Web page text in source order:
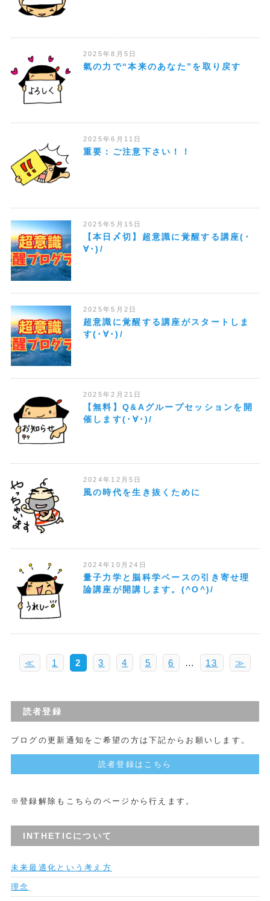
2025年8月5日
氣の力で“本来のあなた”を取り戻す
2025年6月11日
重要：ご注意下さい！！
2025年5月15日
【本日〆切】超意識に覚醒する講座(･
∀･)/
2025年5月2日
超意識に覚醒する講座がスタートしま
す(･∀･)/
2025年2月21日
【無料】Q&Aグループセッションを開
催します(･∀･)/
2024年12月5日
風の時代を生き抜くために
2024年10月24日
量子力学と脳科学ベースの引き寄せ理
論講座が開講します。(^O^)/
≪ 1 2 3 4 5 6 … 13 ≫
読者登録
ブログの更新通知をご希望の方は下記からお願いします。
読者登録はこちら
※登録解除もこちらのページから行えます。
INTHETICについて
未来最適化という考え方
理念